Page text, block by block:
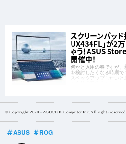
スクリーンパッ
UX434FL」が2
ゃう！ASUS
開催中！
何かと入用の春ですが、
を検討したくなる時期
スペックアップしたい
ッタリの春のスペシャ
© Copyright 2020 - ASUSTeK Computer Inc. All rights reserved.
ASUS ROG